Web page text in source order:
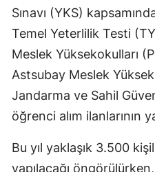
Sınavı (YKS)
Temel Yeterlilik Testi
Meslek Yüksekokulları
Astsubay Meslek
Jandarma ve Sahil
öğrenci alım ilanlarının
Bu yıl yaklaşık 3.500
yapılacağı